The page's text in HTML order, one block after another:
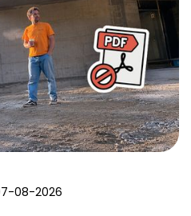
-08-2026